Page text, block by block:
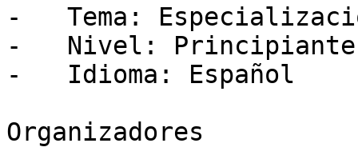
-   Tema:
-   Nivel: Principiante
-   Idioma: Español
Organizadores